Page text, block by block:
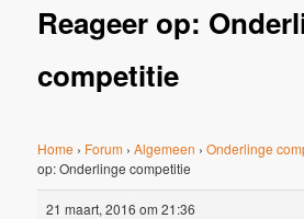
Reageer op:
competitie
Home › Forum › Algemeen › Onderlinge
op: Onderlinge competitie
21 maart, 2016 om 21:36